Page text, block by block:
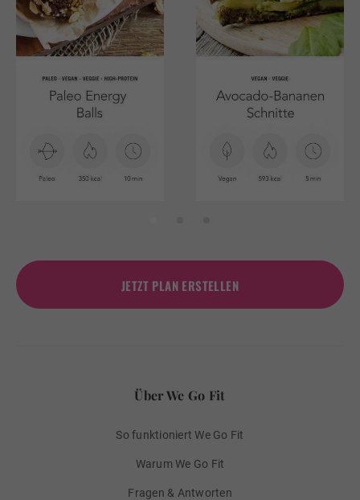
JETZT PLAN ERSTELLEN
Über We Go Fit
So funktioniert We Go Fit
Warum We Go Fit
Fragen & Antworten